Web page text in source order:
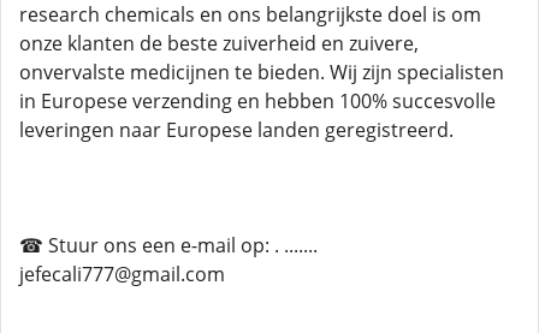
research chemicals en ons belangrijkste doel is om
onze klanten de beste zuiverheid en zuivere,
onvervalste medicijnen te bieden. Wij zijn specialisten
in Europese verzending en hebben 100% succesvolle
leveringen naar Europese landen geregistreerd.
☎ Stuur ons een e-mail op: . .......
jefecali777@gmail.com